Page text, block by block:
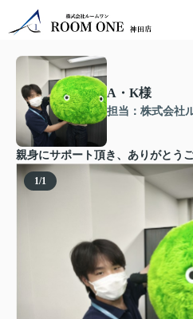
A・K様
担当：株式会社
親身にサポート頂き、ありがとう
1/1